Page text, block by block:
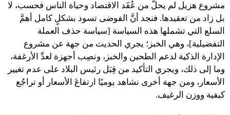
مشروع هزيل لم يحلَّ من عُقَد الاقتصاد وحياة الناس فحسب، لا
بل زاد من تعقيدها. فنجد أنَّ الفوضى تسود بشكلٍ كامل أهمَّ
السلع التي تشملها هذه السياسة [سياسة حذف العملة
التفضيلية]، وهي الخبز؛ يجري الحديث من جهة عن مشروع
الإدارة الذكية لدعم الطحين والخبز، ونصِب أجهزة لعدِّ الأرغفة،
وما إلى ذلك، ويجري التأكيد من قِبَل رئيس البلاد على عدم تغيير
الأسعار، ومن جهة أخرى نشاهد يوميًا ارتفاعَ الأسعار أو تراجُع
كيفية ووزن الرغيف.